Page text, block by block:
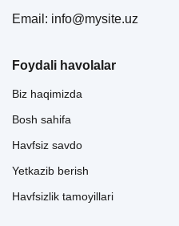
Email: info@mysite.uz
Foydali havolalar
Biz haqimizda
Bosh sahifa
Havfsiz savdo
Yetkazib berish
Havfsizlik tamoyillari